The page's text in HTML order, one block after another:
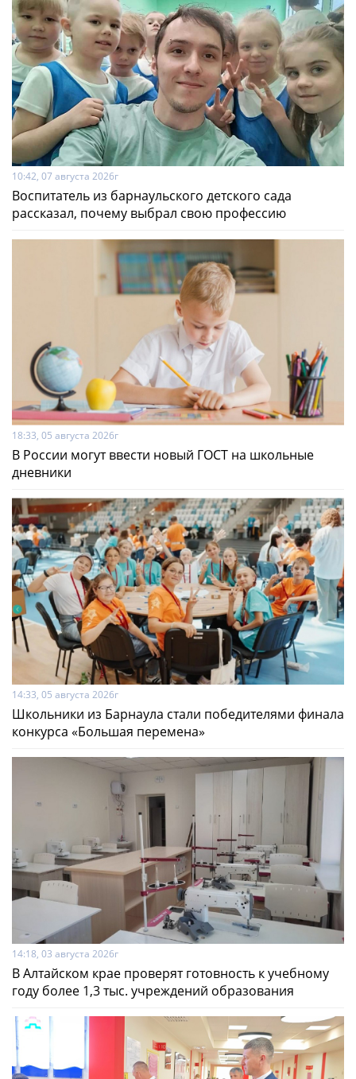
10:42, 07 августа 2026г
Воспитатель из барнаульского детского сада
рассказал, почему выбрал свою профессию
18:33, 05 августа 2026г
В России могут ввести новый ГОСТ на школьные
дневники
14:33, 05 августа 2026г
Школьники из Барнаула стали победителями финала
конкурса «Большая перемена»
14:18, 03 августа 2026г
В Алтайском крае проверят готовность к учебному
году более 1,3 тыс. учреждений образования